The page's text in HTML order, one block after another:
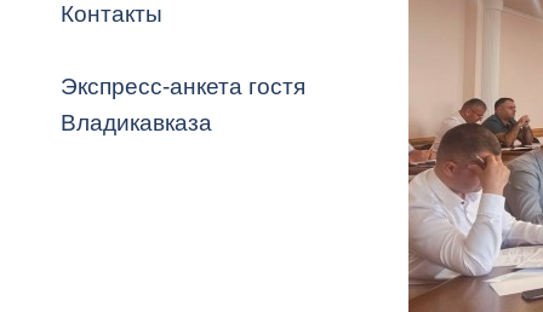
ОРВ и
Оценка
местного
Открытые
Контакты
Экспресс-анкета гостя
Владикавказа